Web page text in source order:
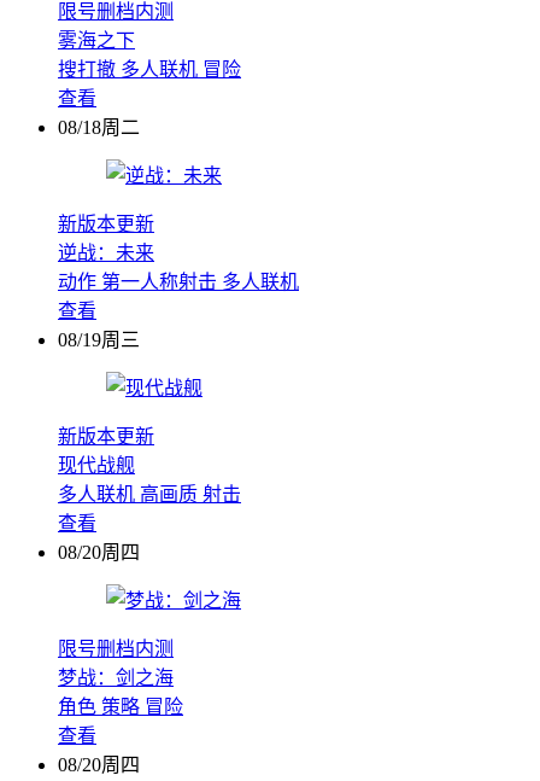
限号删档内测
雾海之下
搜打撤 多人联机 冒险
查看
08/18周二
新版本更新
逆战：未来
动作 第一人称射击 多人联机
查看
08/19周三
新版本更新
现代战舰
多人联机 高画质 射击
查看
08/20周四
限号删档内测
梦战：剑之海
角色 策略 冒险
查看
08/20周四